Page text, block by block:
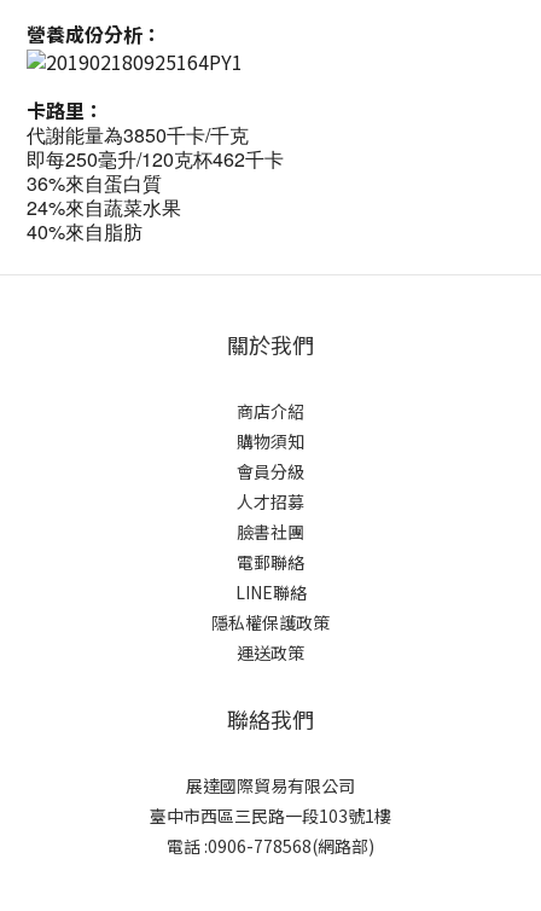
營養成份分析：
卡路里：
代謝能量為3850千卡/千克
即每250毫升/120克杯462千卡
36%來自蛋白質
24%來自蔬菜水果
40%來自脂肪
關於我們
商店介紹
購物須知
會員分級
人才招募
臉書社團
電郵聯絡
LINE聯絡
隱私權保護政策
運送政策
聯絡我們
展達國際貿易有限公司
臺中市西區三民路一段103號1樓
電話 :0906-778568(網路部)